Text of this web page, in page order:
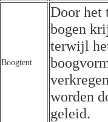
Boogtent
Door het
bogen
terwijl
worden
geleid.